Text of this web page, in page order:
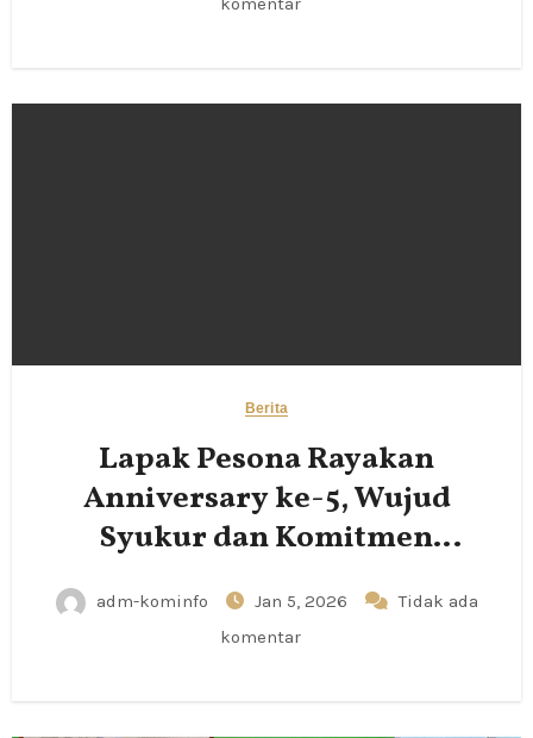
Berita
Lapak Pesona Rayakan
Anniversary ke-5, Wujud
Syukur dan Komitmen
adm-kominfo Jan 5, 2026
Tidak ada
komentar